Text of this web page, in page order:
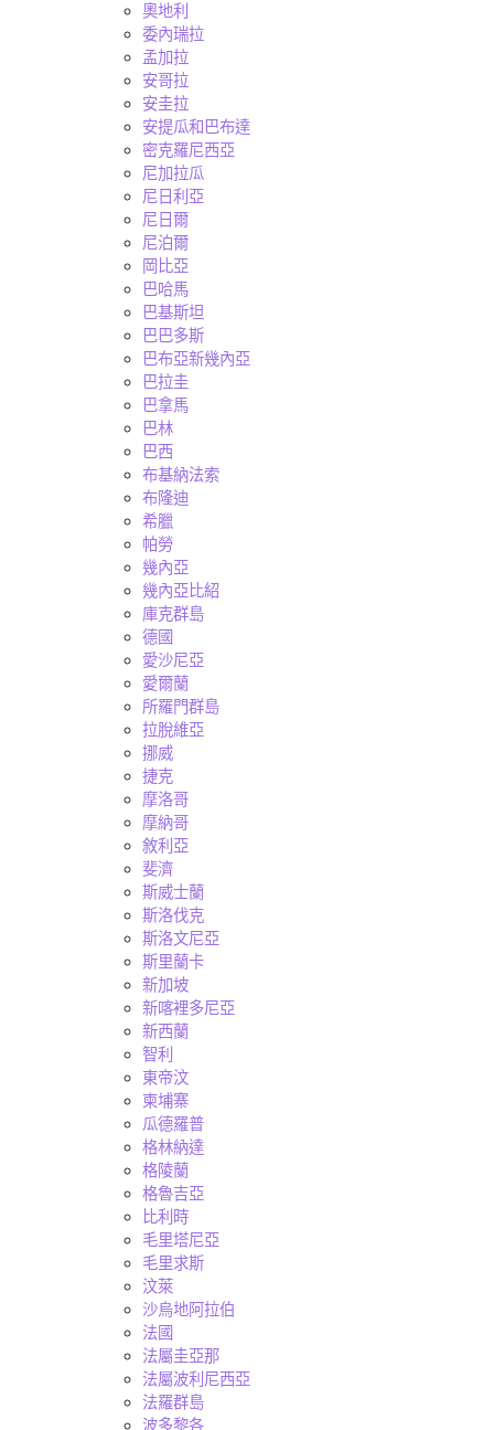
奧地利
委內瑞拉
孟加拉
安哥拉
安圭拉
安提瓜和巴布達
密克羅尼西亞
尼加拉瓜
尼日利亞
尼日爾
尼泊爾
岡比亞
巴哈馬
巴基斯坦
巴巴多斯
巴布亞新幾內亞
巴拉圭
巴拿馬
巴林
巴西
布基納法索
布隆迪
希臘
帕勞
幾內亞
幾內亞比紹
庫克群島
德國
愛沙尼亞
愛爾蘭
所羅門群島
拉脫維亞
挪威
捷克
摩洛哥
摩納哥
敘利亞
斐濟
斯威士蘭
斯洛伐克
斯洛文尼亞
斯里蘭卡
新加坡
新喀裡多尼亞
新西蘭
智利
東帝汶
柬埔寨
瓜德羅普
格林納達
格陵蘭
格魯吉亞
比利時
毛里塔尼亞
毛里求斯
汶萊
沙烏地阿拉伯
法國
法屬圭亞那
法屬波利尼西亞
法羅群島